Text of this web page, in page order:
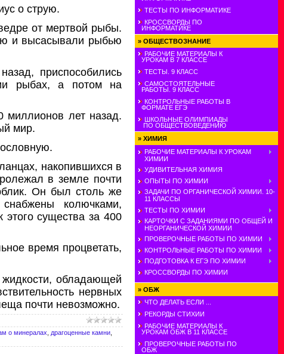
о струю.
от мертвой рыбы.
и высасывали рыбью
приспособились
рыбах, а потом на
миллионов лет назад.
мир.
накопившихся в
в земле почти
Он был столь же
колючками,
существа за 400
время процветать,
обладающей
нервных
почти невозможно.
о минералах драгоценные камни
ТЕСТЫ ПО ИНФОРМАТИКЕ
КРОССВОРДЫ ПО
ИНФОРМАТИКЕ
» ОБЩЕСТВОЗНАНИЕ
РАБОЧИЕ МАТЕРИАЛЫ К
УРОКАМ В 7 КЛАССЕ
ТЕСТЫ. 9 КЛАСС
САМОСТОЯТЕЛЬНЫЕ
РАБОТЫ. 9 КЛАСС
КОНТРОЛЬНЫЕ РАБОТЫ В
ФОРМАТЕ ЕГЭ
ШКОЛЬНЫЕ ОЛИМПИАДЫ
ПО ОБЩЕСТВОВЕДЕНИЮ
» ХИМИЯ
РАБОЧИЕ МАТЕРИАЛЫ К УРОКАМ
ХИМИИ
УДИВИТЕЛЬНАЯ ХИМИЯ
ОПЫТЫ ПО ХИМИИ
ЗАДАЧИ ПО ОРГАНИЧЕСКОЙ ХИМИИ. 10-
11 КЛАССЫ
ТЕСТЫ ПО ХИМИИ
КАРТОЧКИ С ЗАДАНИЯМИ ПО ОБЩЕЙ И
НЕОРГАНИЧЕСКОЙ ХИМИИ
ПРОВЕРОЧНЫЕ РАБОТЫ ПО ХИМИИ
КОНТРОЛЬНЫЕ РАБОТЫ ПО ХИМИИ
ПОДГОТОВКА К ЕГЭ ПО ХИМИИ
КРОССВОРДЫ ПО ХИМИИ
» ОБЖ
ЧТО ДЕЛАТЬ ЕСЛИ ...
РЕКОРДЫ СТИХИИ
РАБОЧИЕ МАТЕРИАЛЫ К
УРОКАМ ОБЖ В 11 КЛАССЕ
ПРОВЕРОЧНЫЕ РАБОТЫ ПО
ОБЖ